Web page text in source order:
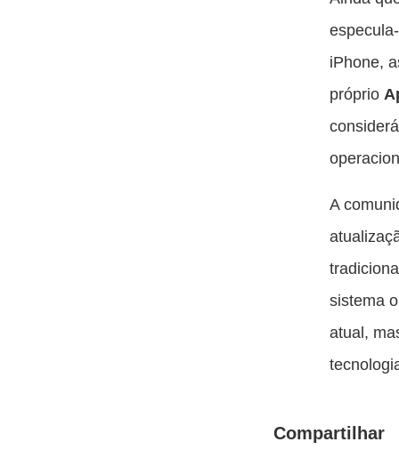
iPhone,
próprio
A
sistema
atual,
Compartilhar